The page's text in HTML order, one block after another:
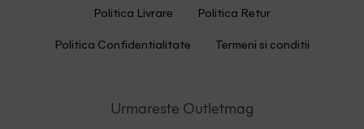
Politica Livrare Politica Retur
Politica Confidentialitate Termeni si conditii
Urmareste Outletmag